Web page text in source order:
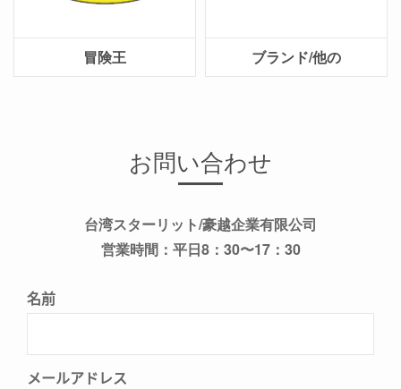
冒険王 ブランド/他の
お問い合わせ
台湾スターリット/豪越企業有限公司
営業時間：平日8：30〜17：30
名前
メールアドレス